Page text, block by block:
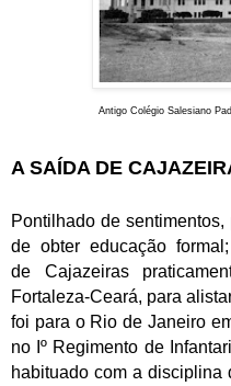
Antigo Colégio Salesiano
A SAÍDA DE
Pontilhado de
de obter educação
de Cajazeiras
Fortaleza-Ceará, para
foi para o Rio de Janeiro
no Iº Regimento de
habituado com a disciplina